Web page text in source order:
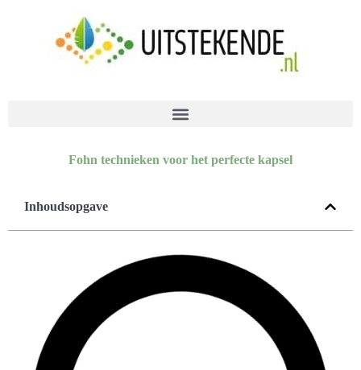
Fohn technieken voor het perfecte kapsel
Inhoudsopgave